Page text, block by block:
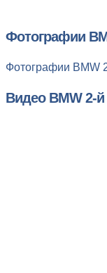
Фотографии
Фотографии BMW
Видео BMW 2-й